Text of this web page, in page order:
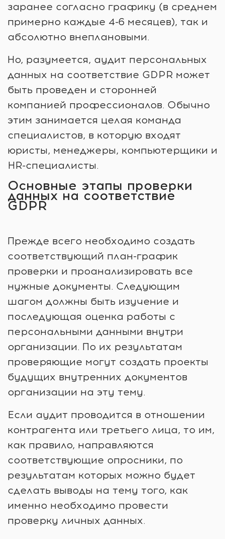
заранее согласно графику (в среднем
примерно каждые 4-6 месяцев), так и
абсолютно внеплановыми.
Но, разумеется, аудит персональных
данных на соответствие GDPR может
быть проведен и сторонней
компанией профессионалов. Обычно
этим занимается целая команда
специалистов, в которую входят
юристы, менеджеры, компьютерщики и
HR-специалисты.
Основные этапы проверки
данных на соответствие
GDPR
Прежде всего необходимо создать
соответствующий план-график
проверки и проанализировать все
нужные документы. Следующим
шагом должны быть изучение и
последующая оценка работы с
персональными данными внутри
организации. По их результатам
проверяющие могут создать проекты
будущих внутренних документов
организации на эту тему.
Если аудит проводится в отношении
контрагента или третьего лица, то им,
как правило, направляются
соответствующие опросники, по
результатам которых можно будет
сделать выводы на тему того, как
именно необходимо провести
проверку личных данных.